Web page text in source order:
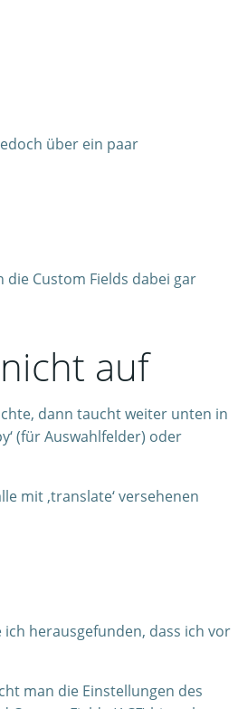
über ein paar
die Custom Fields dabei gar
auf
dann taucht weiter unten in
(für Auswahlfelder) oder
mit ‚translate‘ versehenen
herausgefunden, dass ich vor
man die Einstellungen des